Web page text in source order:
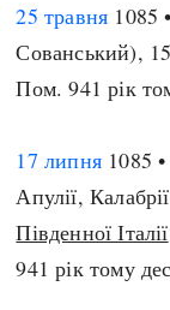
25 травня 1085
Сованський),
Пом. 941 рік
17 липня 1085
Апулії,
Південної Італії
941 рік тому